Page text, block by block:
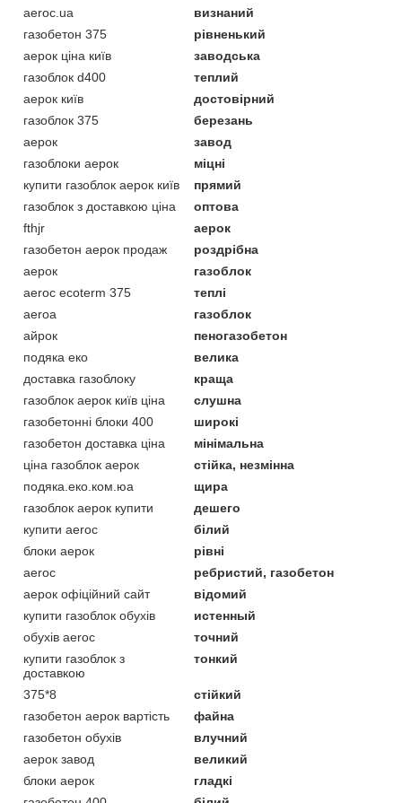
aeroc.ua
визнаний
газобетон 375
рівненький
аерок ціна київ
заводська
газоблок d400
теплий
аерок київ
достовірний
газоблок 375
березань
аерок
завод
газоблоки аерок
міцні
купити газоблок аерок київ
прямий
газоблок з доставкою ціна
оптова
fthjr
аерок
газобетон аерок продаж
роздрібна
аерок
газоблок
aeroc ecoterm 375
теплі
aeroa
газоблок
айрок
пеногазобетон
подяка еко
велика
доставка газоблоку
краща
газоблок аерок київ ціна
слушна
газобетонні блоки 400
широкі
газобетон доставка ціна
мінімальна
ціна газоблок аерок
стійка, незмінна
подяка.еко.ком.юа
щира
газоблок аерок купити
дешего
купити aeroc
білий
блоки аерок
рівні
aeroc
ребристий, газобетон
аерок офіційний сайт
відомий
купити газоблок обухів
истенный
обухів aeroc
точний
купити газоблок з
доставкою
тонкий
375*8
стійкий
газобетон аерок вартість
файна
газобетон обухів
влучний
аерок завод
великий
блоки аерок
гладкі